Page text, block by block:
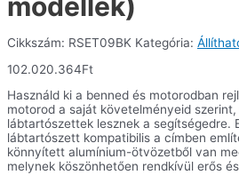
Cikkszám: RSET09BK Kategória:
102.020.364Ft
Használd ki a benned és motorodban
motorod a saját követelményeid szerint,
lábtartószettek lesznek a segítségedre.
lábtartószett kompatibilis a címben
könnyített alumínium-ötvözetből van
melynek köszönhetően rendkívül erős